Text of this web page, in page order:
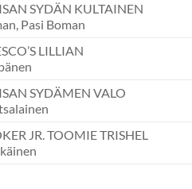
SYDÄN KULTAINEN
Pasi Boman
LILLIAN
SYDÄMEN VALO
JR. TOOMIE TRISHEL